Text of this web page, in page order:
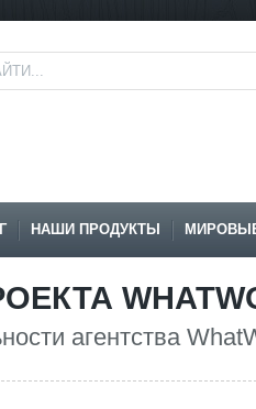
НАШИ ПРОДУКТЫ
агентства